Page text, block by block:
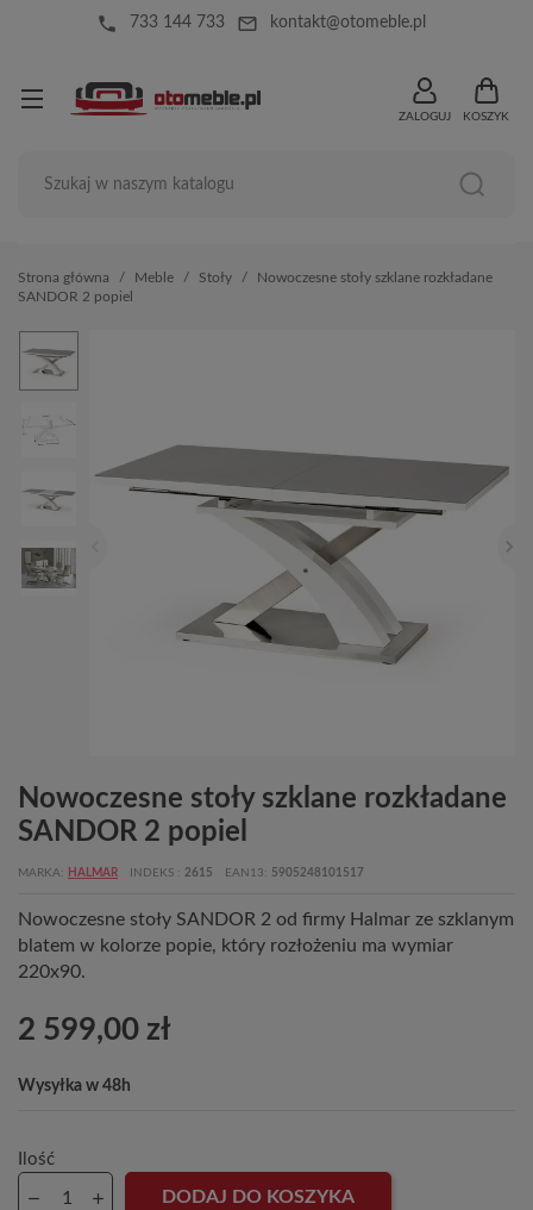
local_phone 733 144 733 mail_outline kontakt@otomeble.pl
ZALOGUJ KOSZYK
Strona główna Meble Stoły
Nowoczesne stoły szklane rozkładane
SANDOR 2 popiel
Nowoczesne stoły szklane rozkładane
SANDOR 2 popiel
MARKA HALMAR INDEKS 2615 EAN13 5905248101517
Nowoczesne stoły SANDOR 2 od firmy Halmar ze szklanym
blatem w kolorze popie, który rozłożeniu ma wymiar
220x90.
2 599,00 zł
Wysyłka w 48h
Ilość
DODAJ DO KOSZYKA